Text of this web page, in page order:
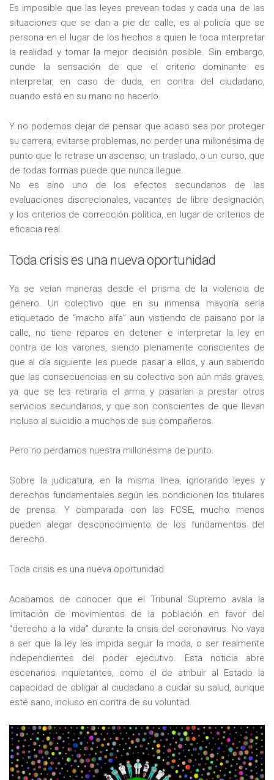
Es imposible que las leyes prevean todas y cada una de las
situaciones que se dan a pie de calle, es al policía que se
persona en el lugar de los hechos a quien le toca interpretar
la realidad y tomar la mejor decisión posible. Sin embargo,
cunde la sensación de que el criterio dominante es
interpretar, en caso de duda, en contra del ciudadano,
cuando está en su mano no hacerlo.
Y no podemos dejar de pensar que acaso sea por proteger
su carrera, evitarse problemas, no perder una millonésima de
punto que le retrase un ascenso, un traslado, o un curso, que
de todas formas puede que nunca llegue.
No es sino uno de los efectos secundarios de las
evaluaciones discrecionales, vacantes de libre designación,
y los criterios de corrección política, en lugar de criterios de
eficacia real.
Toda crisis es una nueva oportunidad
Ya se veían maneras desde el prisma de la violencia de
género. Un colectivo que en su inmensa mayoría sería
etiquetado de “macho alfa” aun vistiendo de paisano por la
calle, no tiene reparos en detener e interpretar la ley en
contra de los varones, siendo plenamente conscientes de
que al día siguiente les puede pasar a ellos, y aun sabiendo
que las consecuencias en su colectivo son aún más graves,
ya que se les retiraría el arma y pasarían a prestar otros
servicios secundarios, y que son conscientes de que llevan
incluso al suicidio a muchos de sus compañeros.
Pero no perdamos nuestra millonésima de punto.
Sobre la judicatura, en la misma línea, ignorando leyes y
derechos fundamentales según les condicionen los titulares
de prensa. Y comparada con las FCSE, mucho menos
pueden alegar desconocimiento de los fundamentos del
derecho.
Toda crisis es una nueva oportunidad
Acabamos de conocer que el Tribunal Supremo avala la
limitación de movimientos de la población en favor del
“derecho a la vida” durante la crisis del coronavirus. No vaya
a ser que la ley les impida seguir la moda, o ser realmente
independientes del poder ejecutivo. Esta noticia abre
escenarios inquietantes, como el de atribuir al Estado la
capacidad de obligar al ciudadano a cuidar su salud, aunque
esté sano, incluso en contra de su voluntad.